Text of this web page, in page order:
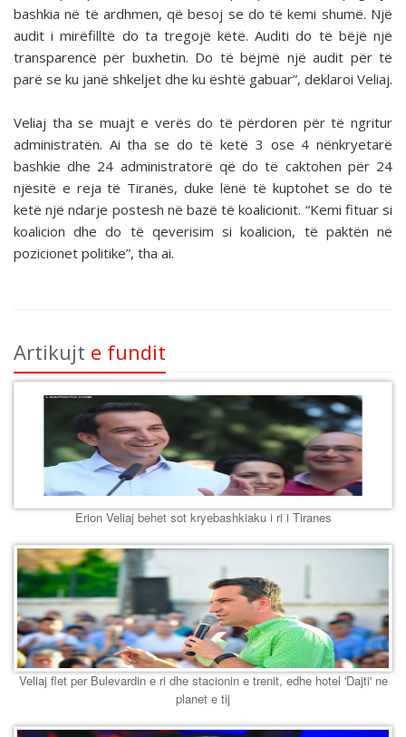
bashkia në të ardhmen, që besoj se do të kemi shumë. Një
audit i mirëfilltë do ta tregojë këtë. Auditi do të bëjë një
transparencë për buxhetin. Do të bëjmë një audit për të
parë se ku janë shkeljet dhe ku është gabuar”, deklaroi Veliaj.
Veliaj tha se muajt e verës do të përdoren për të ngritur
administratën. Ai tha se do të ketë 3 ose 4 nënkryetarë
bashkie dhe 24 administratorë që do të caktohen për 24
njësitë e reja të Tiranës, duke lënë të kuptohet se do të
ketë një ndarje postesh në bazë të koalicionit. “Kemi fituar si
koalicion dhe do të qeverisim si koalicion, të paktën në
pozicionet politike”, tha ai.
Artikujt e fundit
Erion Veliaj behet sot kryebashkiaku i ri i Tiranes
Veliaj flet per Bulevardin e ri dhe stacionin e trenit, edhe hotel 'Dajti' ne
planet e tij